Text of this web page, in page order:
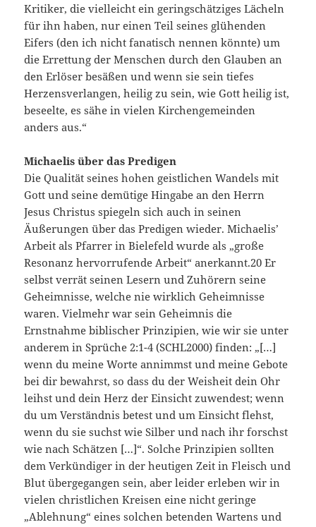
Kritiker, die vielleicht ein geringschätziges Lächeln
für ihn haben, nur einen Teil seines glühenden
Eifers (den ich nicht fanatisch nennen könnte) um
die Errettung der Menschen durch den Glauben an
den Erlöser besäßen und wenn sie sein tiefes
Herzensverlangen, heilig zu sein, wie Gott heilig ist,
beseelte, es sähe in vielen Kirchengemeinden
anders aus.“
Michaelis über das Predigen
Die Qualität seines hohen geistlichen Wandels mit
Gott und seine demütige Hingabe an den Herrn
Jesus Christus spiegeln sich auch in seinen
Äußerungen über das Predigen wieder. Michaelis’
Arbeit als Pfarrer in Bielefeld wurde als „große
Resonanz hervorrufende Arbeit“ anerkannt.20 Er
selbst verrät seinen Lesern und Zuhörern seine
Geheimnisse, welche nie wirklich Geheimnisse
waren. Vielmehr war sein Geheimnis die
Ernstnahme biblischer Prinzipien, wie wir sie unter
anderem in Sprüche 2:1-4 (SCHL2000) finden: „[…]
wenn du meine Worte annimmst und meine Gebote
bei dir bewahrst, so dass du der Weisheit dein Ohr
leihst und dein Herz der Einsicht zuwendest; wenn
du um Verständnis betest und um Einsicht flehst,
wenn du sie suchst wie Silber und nach ihr forschst
wie nach Schätzen […]“. Solche Prinzipien sollten
dem Verkündiger in der heutigen Zeit in Fleisch und
Blut übergegangen sein, aber leider erleben wir in
vielen christlichen Kreisen eine nicht geringe
„Ablehnung“ eines solchen betenden Wartens und